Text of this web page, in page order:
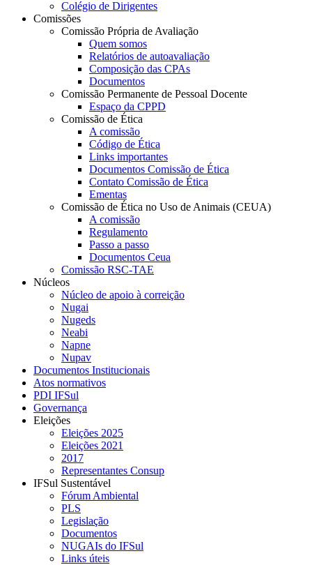
Colégio de Dirigentes
Comissões
Comissão Própria de Avaliação
Quem somos
Relatórios de autoavaliação
Composição das CPAs
Documentos
Comissão Permanente de Pessoal Docente
Espaço da CPPD
Comissão de Ética
A comissão
Código de Ética
Links importantes
Documentos Comissão de Ética
Contato Comissão de Ética
Ementas
Comissão de Ética no Uso de Animais (CEUA)
A comissão
Regulamento
Passo a passo
Documentos Ceua
Comissão RSC-TAE
Núcleos
Núcleo de apoio à correição
Nugai
Nugeds
Neabi
Napne
Nupav
Documentos Institucionais
Atos normativos
PDI IFSul
Governança
Eleições
Eleições 2025
Eleições 2021
2017
Representantes Consup
IFSul Sustentável
Fórum Ambiental
PLS
Legislação
Documentos
NUGAIs do IFSul
Links úteis